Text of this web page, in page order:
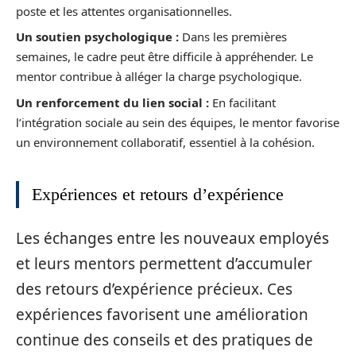
poste et les attentes organisationnelles.
Un soutien psychologique : Dans les premières
semaines, le cadre peut être difficile à appréhender. Le
mentor contribue à alléger la charge psychologique.
Un renforcement du lien social : En facilitant
l’intégration sociale au sein des équipes, le mentor favorise
un environnement collaboratif, essentiel à la cohésion.
Expériences et retours d’expérience
Les échanges entre les nouveaux employés
et leurs mentors permettent d’accumuler
des retours d’expérience précieux. Ces
expériences favorisent une amélioration
continue des conseils et des pratiques de